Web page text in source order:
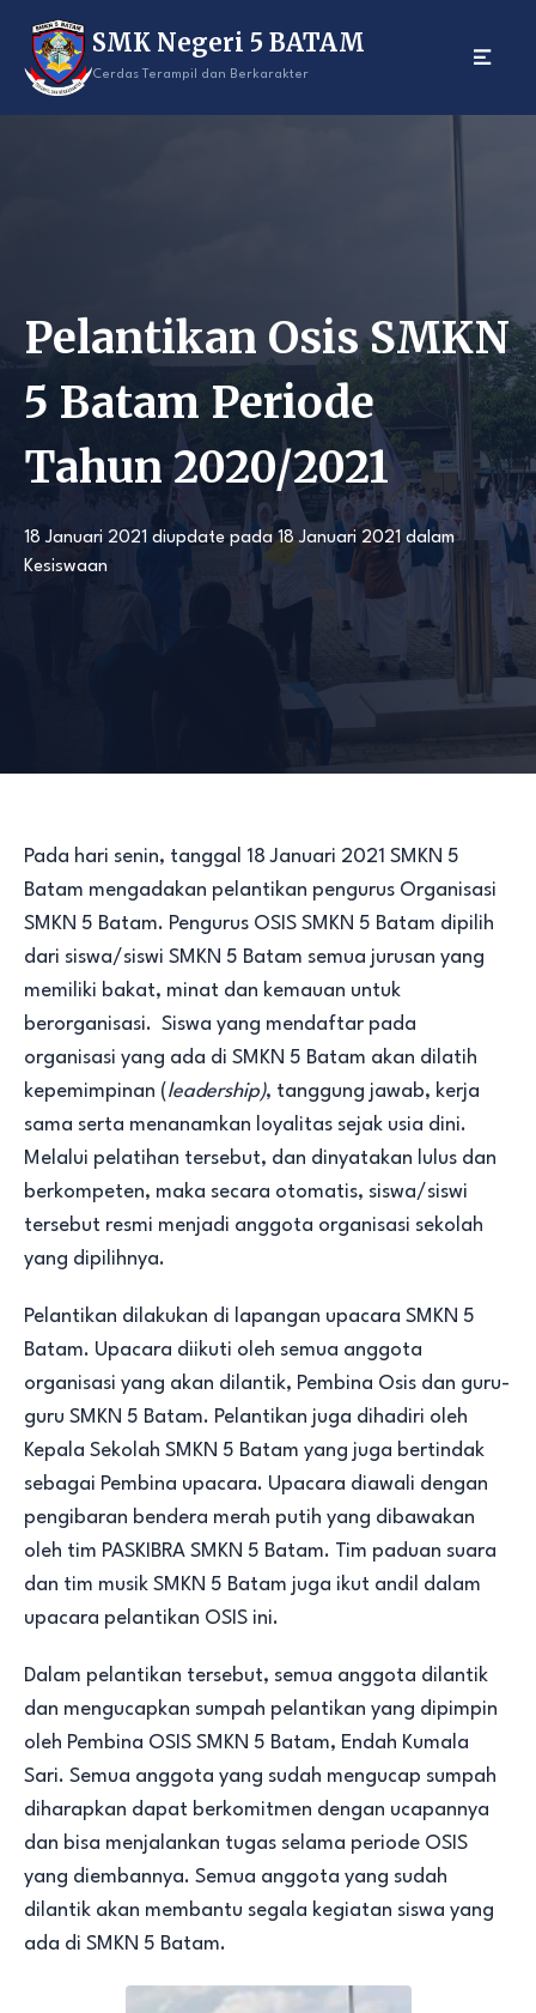
content
SMK Negeri 5 BATAM
Cerdas Terampil dan Berkarakter
Pelantikan Osis SMKN
5 Batam Periode
Tahun 2020/2021
18 Januari 2021 diupdate pada18 Januari 2021dalam
Kesiswaan
Pada hari senin, tanggal 18 Januari 2021 SMKN 5
Batam mengadakan pelantikan pengurus Organisasi
SMKN 5 Batam. Pengurus OSIS SMKN 5 Batam dipilih
dari siswa/siswi SMKN 5 Batam semua jurusan yang
memiliki bakat, minat dan kemauan untuk
berorganisasi. Siswa yang mendaftar pada
organisasi yang ada di SMKN 5 Batam akan dilatih
kepemimpinan (leadership), tanggung jawab, kerja
sama serta menanamkan loyalitas sejak usia dini.
Melalui pelatihan tersebut, dan dinyatakan lulus dan
berkompeten, maka secara otomatis, siswa/siswi
tersebut resmi menjadi anggota organisasi sekolah
yang dipilihnya.
Pelantikan dilakukan di lapangan upacara SMKN 5
Batam. Upacara diikuti oleh semua anggota
organisasi yang akan dilantik, Pembina Osis dan guru-
guru SMKN 5 Batam. Pelantikan juga dihadiri oleh
Kepala Sekolah SMKN 5 Batam yang juga bertindak
sebagai Pembina upacara. Upacara diawali dengan
pengibaran bendera merah putih yang dibawakan
oleh tim PASKIBRA SMKN 5 Batam. Tim paduan suara
dan tim musik SMKN 5 Batam juga ikut andil dalam
upacara pelantikan OSIS ini.
Dalam pelantikan tersebut, semua anggota dilantik
dan mengucapkan sumpah pelantikan yang dipimpin
oleh Pembina OSIS SMKN 5 Batam, Endah Kumala
Sari. Semua anggota yang sudah mengucap sumpah
diharapkan dapat berkomitmen dengan ucapannya
dan bisa menjalankan tugas selama periode OSIS
yang diembannya. Semua anggota yang sudah
dilantik akan membantu segala kegiatan siswa yang
ada di SMKN 5 Batam.